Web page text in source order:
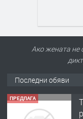
Ако жената не
Последни обяви
ПРЕДЛАГА